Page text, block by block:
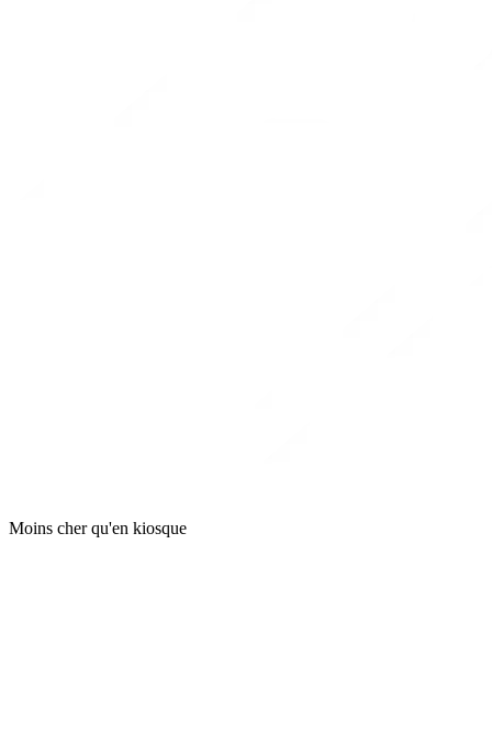
Moins cher qu'en kiosque